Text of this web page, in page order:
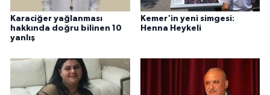
Karaciğer yağlanması
hakkında doğru bilinen 10
yanlış
Kemer'in yeni simgesi:
Henna Heykeli